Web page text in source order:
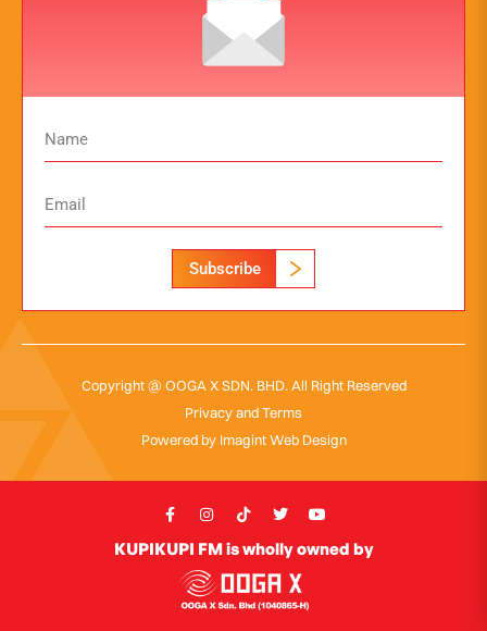
Subscribe
Copyright @ OOGA X SDN. BHD. All Right Reserved
Privacy and Terms
Powered by Imagint Web Design
KUPIKUPI FM is wholly owned by